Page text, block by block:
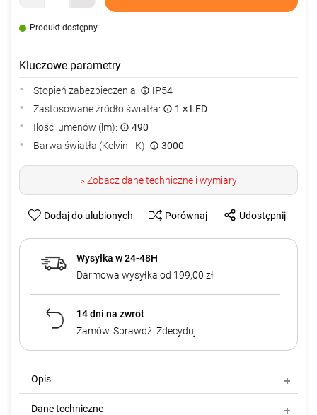
Produkt dostępny
Kluczowe parametry
Stopień zabezpieczenia:
IP54
Zastosowane źródło światła:
1 × LED
Ilość lumenów (lm):
490
Barwa światła (Kelvin - K):
3000
>Zobacz dane techniczne i wymiary
Dodaj do ulubionych Porównaj Udostępnij
Wysyłka w 24-48H
Darmowa wysyłka od 199,00 zł
14 dni na zwrot
Zamów. Sprawdź. Zdecyduj.
Opis
Dane techniczne